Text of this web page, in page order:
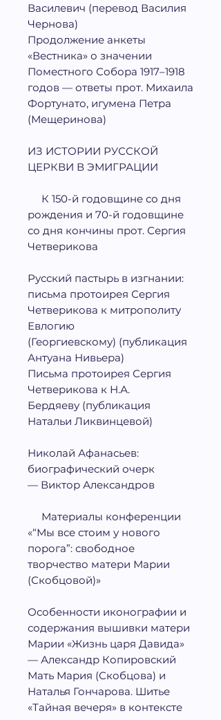
Василевич (перевод Василия
Чернова)
Продолжение анкеты
«Вестника» о значении
Поместного Собора 1917–1918
годов — ответы прот. Михаила
Фортунато, игумена Петра
(Мещеринова)
ИЗ ИСТОРИИ РУССКОЙ
ЦЕРКВИ В ЭМИГРАЦИИ
К 150-й годовщине со дня
рождения и 70-й годовщине
со дня кончины прот. Сергия
Четверикова
Русский пастырь в изгнании:
письма протоирея Сергия
Четверикова к митрополиту
Евлогию
(Георгиевскому) (публикация
Антуана Нивьера)
Письма протоирея Сергия
Четверикова к Н.А.
Бердяеву (публикация
Натальи Ликвинцевой)
Николай Афанасьев:
биографический очерк
— Виктор Александров
Материалы конференции
«“Мы все стоим у нового
порога”: свободное
творчество матери Марии
(Скобцовой)»
Особенности иконографии и
содержания вышивки матери
Марии «Жизнь царя Давида»
— Александр Копировский
Мать Мария (Скобцова) и
Наталья Гончарова. Шитье
«Тайная вечеря» в контексте